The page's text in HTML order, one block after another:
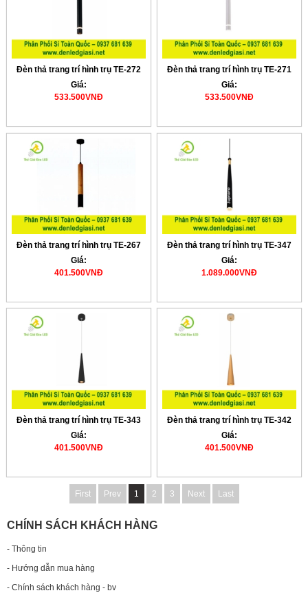
Đèn thả trang trí hình trụ TE-272
Giá:
533.500VNĐ
Đèn thả trang trí hình trụ TE-271
Giá:
533.500VNĐ
Đèn thả trang trí hình trụ TE-267
Giá:
401.500VNĐ
Đèn thả trang trí hình trụ TE-347
Giá:
1.089.000VNĐ
Đèn thả trang trí hình trụ TE-343
Giá:
401.500VNĐ
Đèn thả trang trí hình trụ TE-342
Giá:
401.500VNĐ
First Prev 1 2 3 Next Last
CHÍNH SÁCH KHÁCH HÀNG
- Thông tin
- Hướng dẫn mua hàng
- Chính sách khách hàng - bv